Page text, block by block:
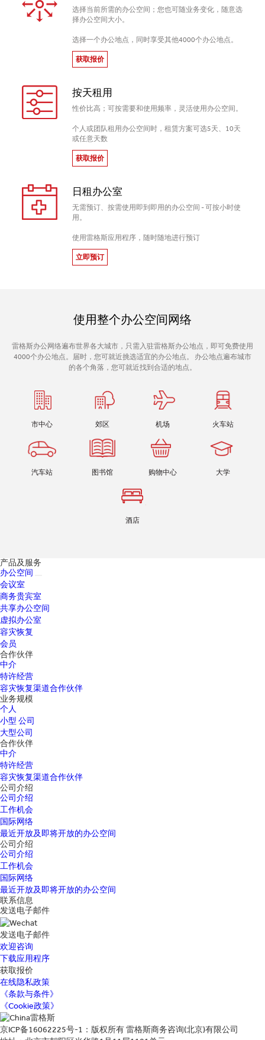
选择当前所需的办公空间；您也可随业务变化，随意选
择办公空间大小。
选择一个办公地点，同时享受其他4000个办公地点。
获取报价
按天租用
性价比高；可按需要和使用频率，灵活使用办公空间。
个人或团队租用办公空间时，租赁方案可选5天、10天
或任意天数
获取报价
日租办公室
无需预订、按需使用即到即用的办公空间 - 可按小时使
用。
使用雷格斯应用程序，随时随地进行预订
立即预订
使用整个办公空间网络
雷格斯办公网络遍布世界各大城市，只需入驻雷格斯办公地点，即可免费使用
4000个办公地点。届时，您可就近挑选适宜的办公地点。 办公地点遍布城市
的各个角落，您可就近找到合适的地点。
市中心 郊区 机场 火车站
汽车站 图书馆 购物中心 大学
酒店
产品及服务
办公空间
会议室
商务贵宾室
共享办公空间
虚拟办公室
容灾恢复
会员
合作伙伴
中介
特许经营
容灾恢复渠道合作伙伴
业务规模
个人
小型 公司
大型公司
合作伙伴
中介
特许经营
容灾恢复渠道合作伙伴
公司介绍
公司介绍
工作机会
国际网络
最近开放及即将开放的办公空间
公司介绍
公司介绍
工作机会
国际网络
最近开放及即将开放的办公空间
联系信息
发送电子邮件
发送电子邮件
欢迎咨询
下载应用程序
获取报价
在线隐私政策
《条款与条件》
《Cookie政策》
京ICP备16062225号-1：版权所有 雷格斯商务咨询(北京)有限公司